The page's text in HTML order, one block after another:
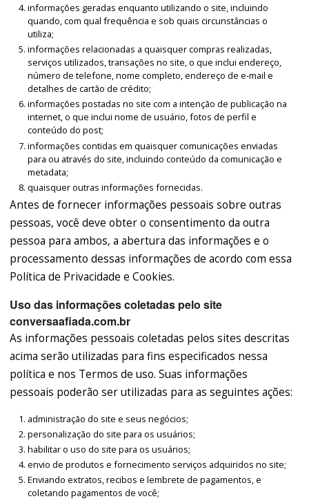
informações geradas enquanto utilizando o site, incluindo
quando, com qual frequência e sob quais circunstâncias o
utiliza;
informações relacionadas a quaisquer compras realizadas,
serviços utilizados, transações no site, o que inclui endereço,
número de telefone, nome completo, endereço de e-mail e
detalhes de cartão de crédito;
informações postadas no site com a intenção de publicação na
internet, o que inclui nome de usuário, fotos de perfil e
conteúdo do post;
informações contidas em quaisquer comunicações enviadas
para ou através do site, incluindo conteúdo da comunicação e
metadata;
quaisquer outras informações fornecidas.
Antes de fornecer informações pessoais sobre outras
pessoas, você deve obter o consentimento da outra
pessoa para ambos, a abertura das informações e o
processamento dessas informações de acordo com essa
Política de Privacidade e Cookies.
Uso das informações coletadas pelo site
conversaafiada.com.br
As informações pessoais coletadas pelos sites descritas
acima serão utilizadas para fins especificados nessa
política e nos Termos de uso. Suas informações
pessoais poderão ser utilizadas para as seguintes ações:
administração do site e seus negócios;
personalização do site para os usuários;
habilitar o uso do site para os usuários;
envio de produtos e fornecimento serviços adquiridos no site;
Enviando extratos, recibos e lembrete de pagamentos, e
coletando pagamentos de você;